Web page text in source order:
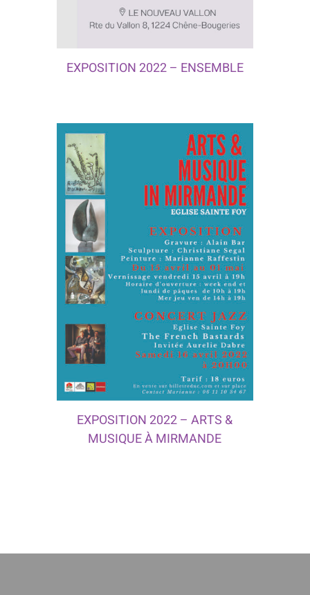
EXPOSITION 2022 – ENSEMBLE
EXPOSITION 2022 – ARTS &
MUSIQUE À MIRMANDE